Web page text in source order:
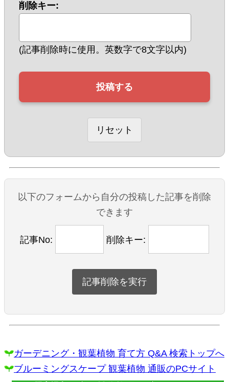
削除キー:
(記事削除時に使用。英数字で8文字以内)
以下のフォームから自分の投稿した記事を削除
できます
記事No: 削除キー:
ガーデニング・観葉植物 育て方 Q&A 検索トップへ
ブルーミングスケープ 観葉植物 通販のPCサイト